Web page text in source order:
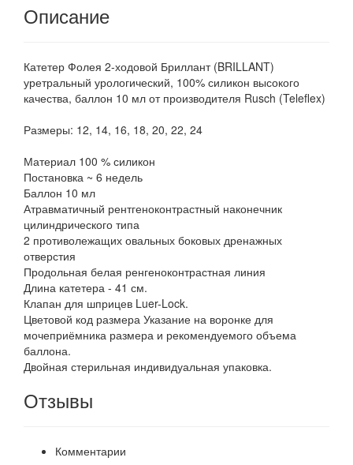
Описание
Катетер Фолея 2-ходовой Бриллант (BRILLANT)
уретральный урологический, 100% силикон высокого
качества, баллон 10 мл от производителя Rusch (Teleflex)
Размеры: 12, 14, 16, 18, 20, 22, 24
Материал 100 % силикон
Постановка ~ 6 недель
Баллон 10 мл
Атравматичный рентгеноконтрастный наконечник
цилиндрического типа
2 противолежащих овальных боковых дренажных
отверстия
Продольная белая ренгеноконтрастная линия
Длина катетера - 41 см.
Клапан для шприцев Luer-Lock.
Цветовой код размера Указание на воронке для
мочеприёмника размера и рекомендуемого объема
баллона.
Двойная стерильная индивидуальная упаковка.
Отзывы
Комментарии